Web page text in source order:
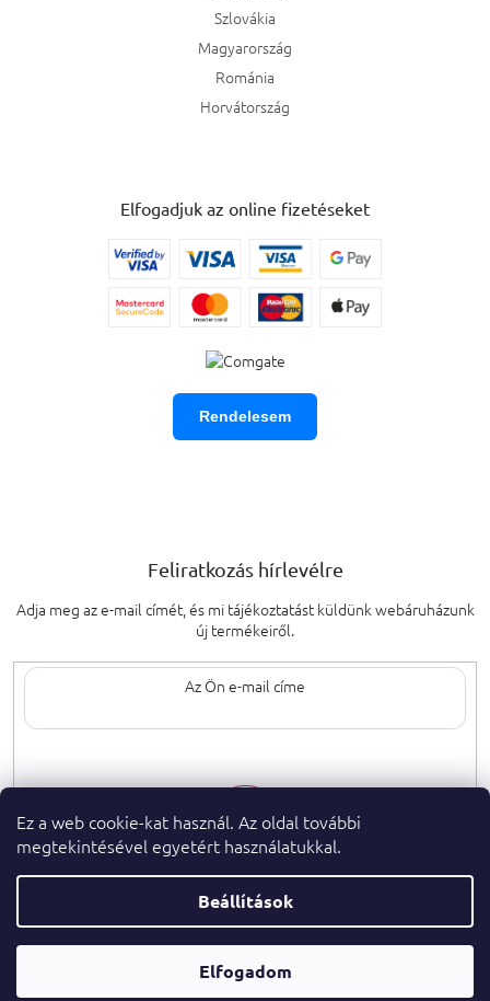
Ez a web cookie-kat használ. Az oldal további
megtekintésével egyetért használatukkal.
Beállítások
Elfogadom
Szlovákia
Magyarország
Románia
Horvátország
Elfogadjuk az online fizetéseket
Rendelesem
Feliratkozás hírlevélre
Adja meg az e-mail címét, és mi tájékoztatást küldünk webáruházunk
új termékeiről.
feltételeit.
Shoptet Premium készítette
Copyright 2026parfumeshop.hu. Minden jog fenntartva.